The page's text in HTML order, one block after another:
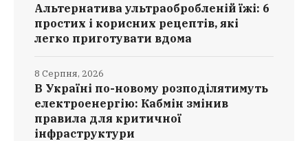
Альтернатива ультраобробленій їжі: 6
простих і корисних рецептів, які
легко приготувати вдома
В Україні по-новому розподілятимуть
електроенергію: Кабмін змінив
правила для критичної
інфраструктури
8 Серпня, 2026